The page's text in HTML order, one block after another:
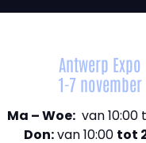
Antwerp Expo
1-7 november
Ma – Woe:van 10:00
Don:van 10:00 tot